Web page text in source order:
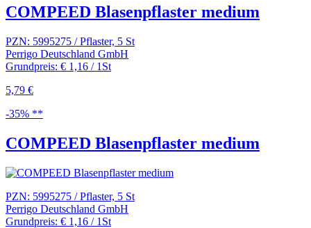
COMPEED Blasenpflaster medium
PZN: 5995275 / Pflaster, 5 St
Perrigo Deutschland GmbH
Grundpreis: € 1,16 / 1St
5,79 €
-35% **
COMPEED Blasenpflaster medium
PZN: 5995275 / Pflaster, 5 St
Perrigo Deutschland GmbH
Grundpreis: € 1,16 / 1St